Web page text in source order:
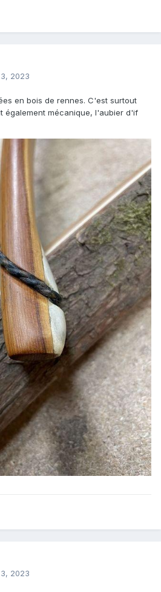
2023
en bois de rennes. C'est surtout
également mécanique, l'aubier d'if
2023